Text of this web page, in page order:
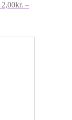
2,00kr. –